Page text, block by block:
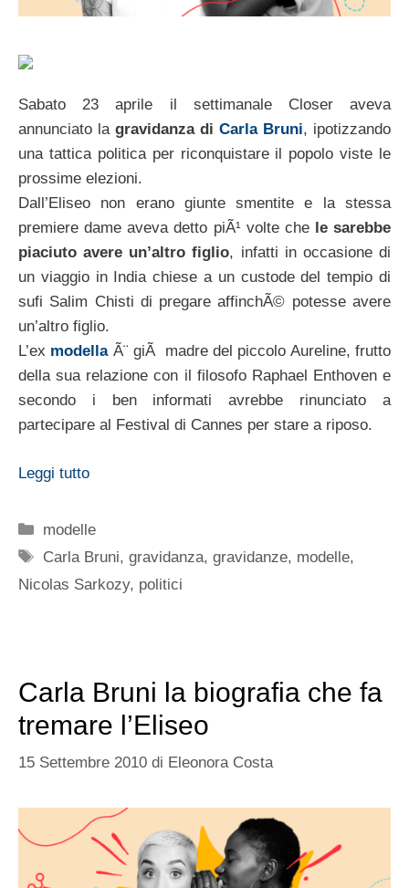
Sabato 23 aprile il settimanale Closer aveva
annunciato la gravidanza di Carla Bruni, ipotizzando
una tattica politica per riconquistare il popolo viste le
prossime elezioni.
Dall’Eliseo non erano giunte smentite e la stessa
premiere dame aveva detto piÃ¹ volte che le sarebbe
piaciuto avere un’altro figlio, infatti in occasione di
un viaggio in India chiese a un custode del tempio di
sufi Salim Chisti di pregare affinchÃ© potesse avere
un’altro figlio.
L’ex modellaÃ¨ giÃ madre del piccolo Aureline, frutto
della sua relazione con il filosofo Raphael Enthoven e
secondo i ben informati avrebbe rinunciato a
partecipare al Festival di Cannes per stare a riposo.
Leggi tutto
Categorie
modelle
Tag
Carla Bruni,gravidanza,gravidanze, modelle,
Nicolas Sarkozy, politici
Carla Bruni la biografia che fa
tremare l’Eliseo
15 Settembre 2010 di Eleonora Costa